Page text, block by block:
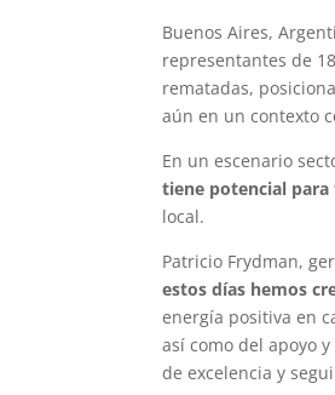
Buenos Aires,
representantes de
rematadas,
aún en un contexto
En un escenario
tiene potencial
local.
Patricio Frydman,
estos días hemos
energía positiva en
así como del apoyo
de excelencia y